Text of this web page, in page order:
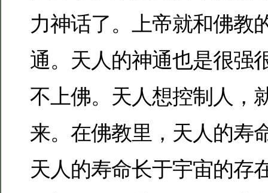
力神话了。上帝就和佛教
通。天人的神通也是很强
不上佛。天人想控制人，
来。在佛教里，天人的寿
天人的寿命长于宇宙的存